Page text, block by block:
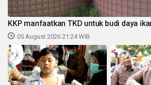
KKP manfaatkan TKD untuk budi daya
05 August 2026 21:24 WIB